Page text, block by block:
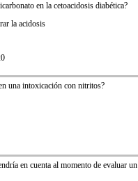
en la cetoacidosis diabética?
la acidosis
una intoxicación con nitritos?
en cuenta al momento de evaluar